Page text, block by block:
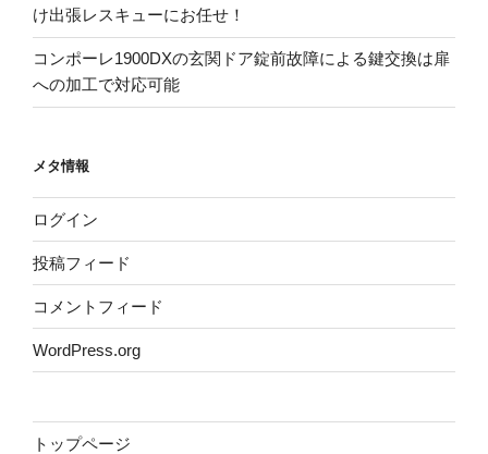
け出張レスキューにお任せ！
コンポーレ1900DXの玄関ドア錠前故障による鍵交換は扉
への加工で対応可能
メタ情報
ログイン
投稿フィード
コメントフィード
WordPress.org
トップページ